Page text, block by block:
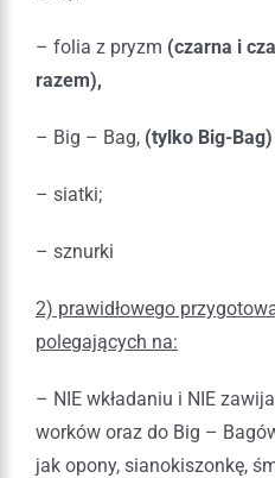
– folia z pryzm (czarna i
razem),
– Big – Bag, (tylko Big-Bag)
– siatki;
– sznurki
2) prawidłowego
polegających na:
– NIE wkładaniu i NIE
worków oraz do Big –
jak opony, sianokiszonkę,